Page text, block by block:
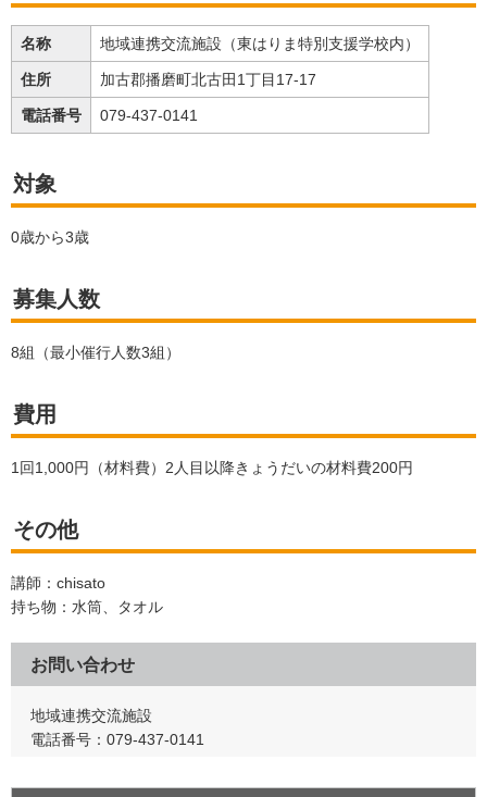
名称 地域連携交流施設（東はりま特別支援学校内）
住所 加古郡播磨町北古田1丁目17-17
電話番号 079-437-0141
対象
0歳から3歳
募集人数
8組（最小催行人数3組）
費用
1回1,000円（材料費）2人目以降きょうだいの材料費200円
その他
講師：chisato
持ち物：水筒、タオル
お問い合わせ
地域連携交流施設
電話番号：079-437-0141